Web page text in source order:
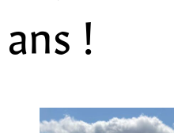
ans !